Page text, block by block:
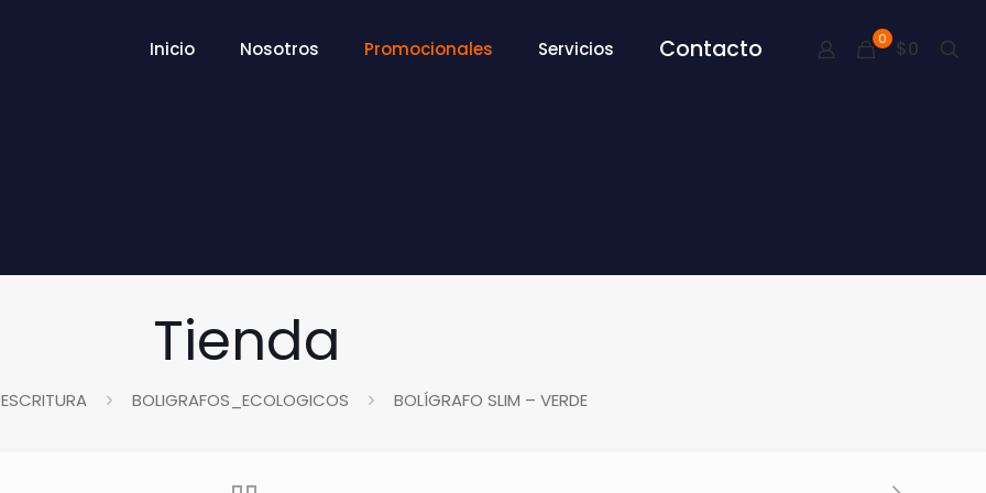
Inicio Nosotros Promocionales Servicios Contacto 0 $0
Tienda
ESCRITURA BOLIGRAFOS_ECOLOGICOS BOLÍGRAFO SLIM – VERDE